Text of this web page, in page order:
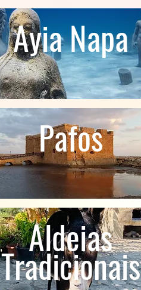
AyiaNapa
Pafos
Aldeias
Tradicionais